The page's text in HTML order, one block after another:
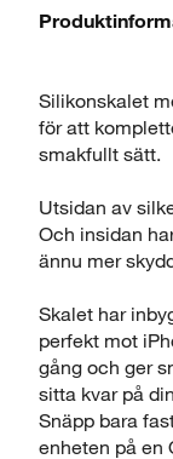
Silikonskalet
för att
smakfullt sätt.
Utsidan av
Och insidan
ännu mer
Skalet har
perfekt mot
gång och ger
sitta kvar på
Snäpp bara
enheten på en